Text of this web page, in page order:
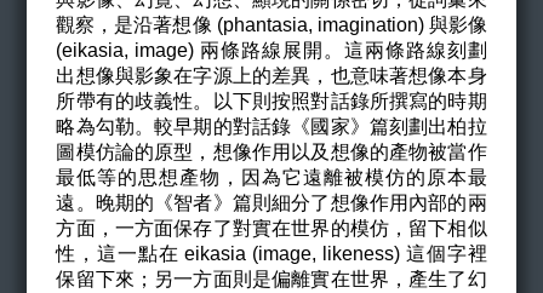
觀察，是沿著想像 (phantasia, imagination) 與影像
(eikasia, image) 兩條路線展開。這兩條路線刻劃
出想像與影象在字源上的差異，也意味著想像本身
所帶有的歧義性。以下則按照對話錄所撰寫的時期
略為勾勒。較早期的對話錄《國家》篇刻劃出柏拉
圖模仿論的原型，想像作用以及想像的產物被當作
最低等的思想產物，因為它遠離被模仿的原本最
遠。晚期的《智者》篇則細分了想像作用內部的兩
方面，一方面保存了對實在世界的模仿，留下相似
性，這一點在 eikasia (image, likeness) 這個字裡
保留下來；另一方面則是偏離實在世界，產生了幻